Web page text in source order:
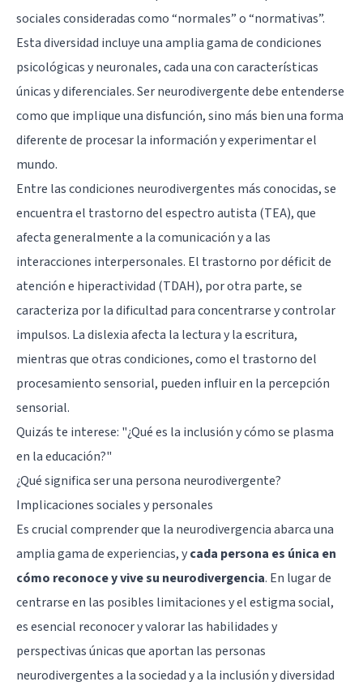
sociales consideradas como “normales” o “normativas”.
Esta diversidad incluye una amplia gama de condiciones
psicológicas y neuronales, cada una con características
únicas y diferenciales. Ser neurodivergente debe entenderse
como que implique una disfunción, sino más bien una forma
diferente de procesar la información y experimentar el
mundo.
Entre las condiciones neurodivergentes más conocidas, se
encuentra el trastorno del espectro autista (TEA), que
afecta generalmente a la comunicación y a las
interacciones interpersonales. El trastorno por déficit de
atención e hiperactividad (TDAH), por otra parte, se
caracteriza por la dificultad para concentrarse y controlar
impulsos. Ladislexiaafecta la lectura y la escritura,
mientras que otras condiciones, como el trastorno del
procesamiento sensorial, pueden influir en la percepción
sensorial.
Quizás te interese: "¿Qué es la inclusión y cómo se plasma
en la educación?"
¿Qué significa ser una persona neurodivergente?
Implicaciones sociales y personales
Es crucial comprender que la neurodivergencia abarca una
amplia gama de experiencias, ycada persona es única en
cómo reconoce y vive su neurodivergencia. En lugar de
centrarse en las posibles limitaciones y el estigma social,
es esencial reconocer y valorar las habilidades y
perspectivas únicas que aportan las personas
neurodivergentes a la sociedad y a la inclusión y diversidad